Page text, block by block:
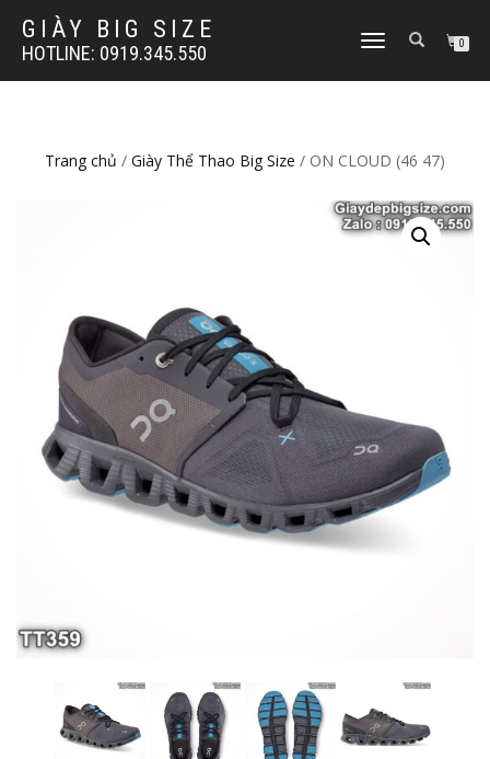
GIÀY BIG SIZE
HOTLINE: 0919.345.550
TOGGLE
0
Trang chủ / Giày Thể Thao Big Size / ON CLOUD (46 47)